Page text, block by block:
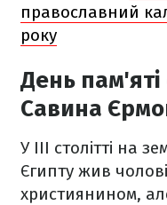
православний
року
День
Савина
У III столітті на
Єгипту жив
християнином,